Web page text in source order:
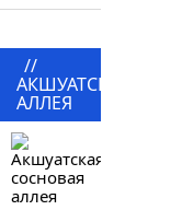
//
АКШУАТСКАЯ
АЛЛЕЯ